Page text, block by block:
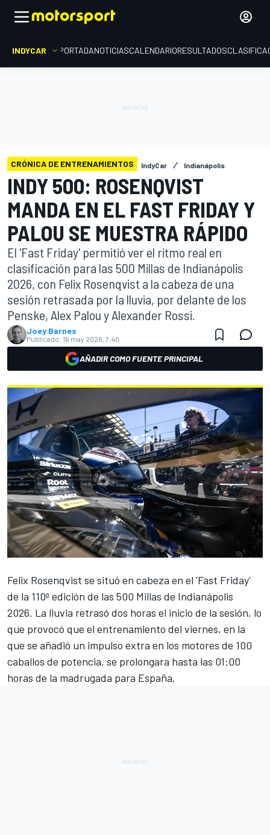
INDYCAR PORTADANOTICIASCALENDARIORESULTADOS
CRÓNICA DE ENTRENAMIENTOS IndyCar Indianápolis
INDY 500: ROSENQVIST
MANDA EN EL FAST FRIDAY Y
PALOU SE MUESTRA RÁPIDO
El 'Fast Friday' permitió ver el ritmo real en
clasificación para las 500 Millas de Indianápolis
2026, con Felix Rosenqvist a la cabeza de una
sesión retrasada por la lluvia, por delante de los
Penske, Alex Palou y Alexander Rossi.
Joey Barnes
Publicado: 16 may 2026, 7:40
AÑADIR COMO FUENTE PRINCIPAL
Felix Rosenqvist se situó en cabeza en el 'Fast Friday'
de la 110ª edición de las 500 Millas de Indianápolis
2026. La lluvia retrasó dos horas el inicio de la sesión, lo
que provocó que el entrenamiento del viernes, en la
que se añadió un impulso extra en los motores de 100
caballos de potencia, se prolongara hasta las 01:00
horas de la madrugada para España.